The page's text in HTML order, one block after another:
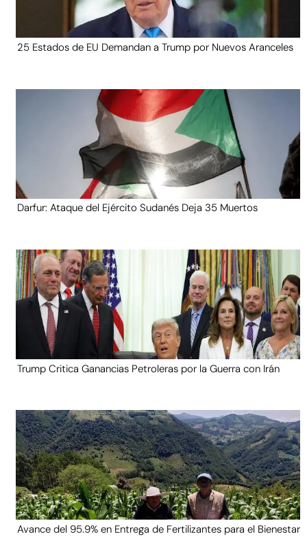
25 Estados de EU Demandan a Trump por Nuevos Aranceles
Darfur: Ataque del Ejército Sudanés Deja 35 Muertos
Trump Critica Ganancias Petroleras por la Guerra con Irán
Avance del 95.9% en Entrega de Fertilizantes para el Bienestar